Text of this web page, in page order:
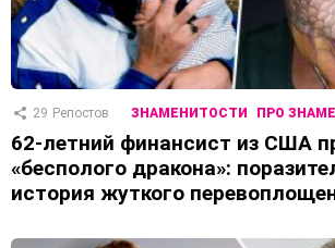
29 Репостов ЗНАМЕНИТОСТИ ПРО
62-летний финансист из США
«бесполого дракона»:
история жуткого